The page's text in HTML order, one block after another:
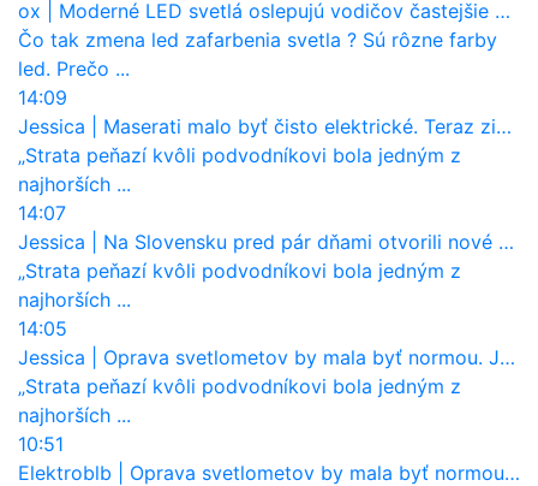
ox
Moderné LED svetlá oslepujú vodičov častejšie než staré halogény
Čo tak zmena led zafarbenia svetla ? Sú rôzne farby
led. Prečo ...
14:09
Jessica
Maserati malo byť čisto elektrické. Teraz zisťuje, že potrebuje nový osemvalcový motor
„Strata peňazí kvôli podvodníkovi bola jedným z
najhorších ...
14:07
Jessica
Na Slovensku pred pár dňami otvorili nové mosty, ktoré to sú?
„Strata peňazí kvôli podvodníkovi bola jedným z
najhorších ...
14:05
Jessica
Oprava svetlometov by mala byť normou. Jeden nový dnes stojí priemerne 1251 eur!
„Strata peňazí kvôli podvodníkovi bola jedným z
najhorších ...
10:51
Elektroblb
Oprava svetlometov by mala byť normou. Jeden nový dnes stojí priemerne 1251 eur!